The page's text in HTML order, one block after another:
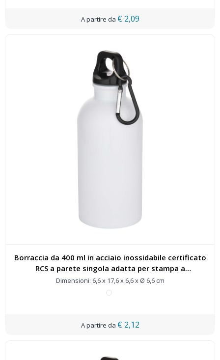
€ 2,09
Borraccia da 400 ml in acciaio inossidabile certificato
RCS a parete singola adatta per stampa a
sublimazione con moschettone Oregon - 100873
Dimensioni: 6,6 x 17,6 x 6,6 x Ø 6,6 cm
€ 2,12